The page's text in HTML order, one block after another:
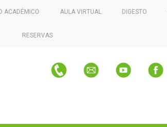
ACADÉMICO AULA VIRTUAL DIGESTO
RESERVAS